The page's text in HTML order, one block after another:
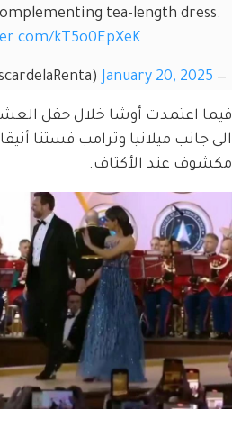
tea-length dress.
kT5o0EpXeK
— Oscar de la Renta (@OscardelaRenta)
January 20, 2025
فيما اعتمدت أوشا خلال حفل
الى جانب ميلانيا وترامب فستنا
مكشوف عند الأكتاف.